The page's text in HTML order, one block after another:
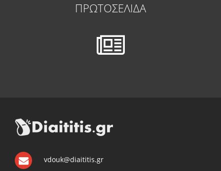
ΠΡΩΤΟΣΕΛΙΔΑ
vdouk@diaititis.gr